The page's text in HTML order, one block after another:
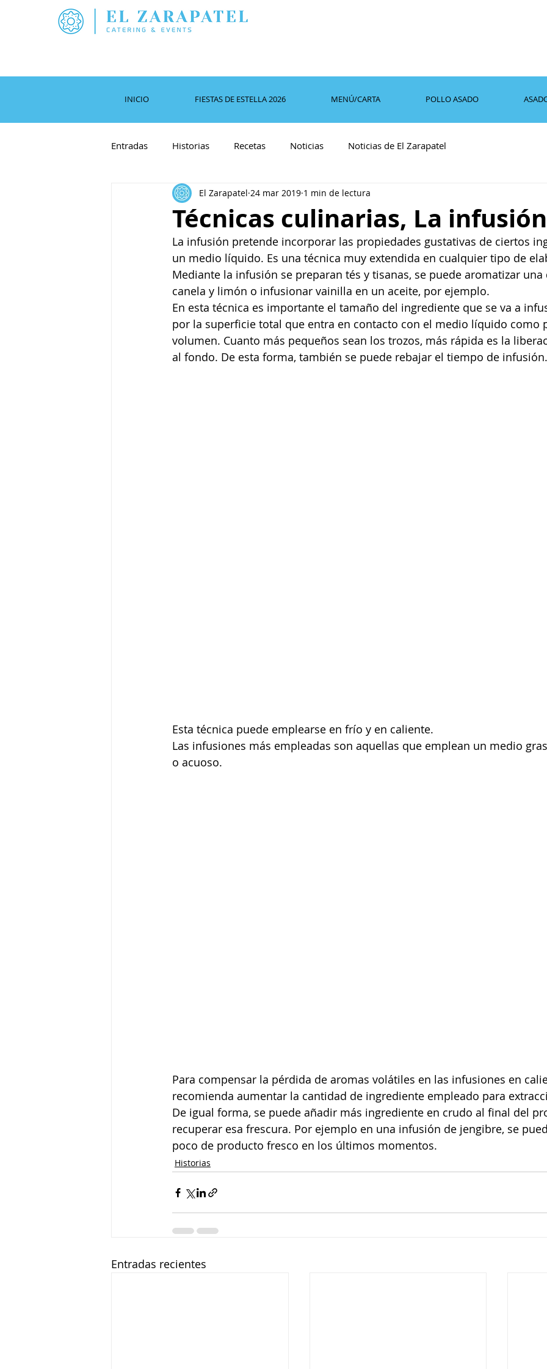
INICIO FIESTAS DE ESTELLA 2026 MENÚ/CARTA POLLO ASADO
Entradas Historias Recetas Noticias Noticias de El Zarapatel
Técnicas culinarias, La infusión
El Zarapatel 24 mar 2019 1 min de lectura
La infusión pretende incorporar las propiedades gustativas de ciertos
un medio líquido. Es una técnica muy extendida en cualquier tipo de
Mediante la infusión se preparan tés y tisanas, se puede aromatizar una
canela y limón o infusionar vainilla en un aceite, por ejemplo.
En esta técnica es importante el tamaño del ingrediente que se va a
por la superficie total que entra en contacto con el medio líquido como
volumen. Cuanto más pequeños sean los trozos, más rápida es la
al fondo. De esta forma, también se puede rebajar el tiempo de infusión.
Esta técnica puede emplearse en frío y en caliente.
Las infusiones más empleadas son aquellas que emplean un medio
o acuoso.
Para compensar la pérdida de aromas volátiles en las infusiones en
recomienda aumentar la cantidad de ingrediente empleado para
De igual forma, se puede añadir más ingrediente en crudo al final del
recuperar esa frescura. Por ejemplo en una infusión de jengibre, se
poco de producto fresco en los últimos momentos.
Historias
Entradas recientes